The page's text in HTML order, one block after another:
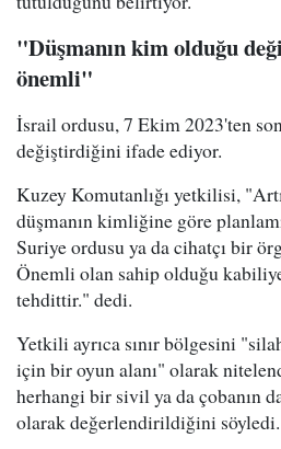
"Düşmanın kim olduğu
önemli"
İsrail ordusu, 7 Ekim 2023'ten
değiştirdiğini ifade ediyor.
Kuzey Komutanlığı yetkilisi,
düşmanın kimliğine göre
Suriye ordusu ya da cihatçı bir
Önemli olan sahip olduğu
tehdittir." dedi.
Yetkili ayrıca sınır bölgesini
için bir oyun alanı" olarak
herhangi bir sivil ya da çobanın
olarak değerlendirildiğini söyledi.